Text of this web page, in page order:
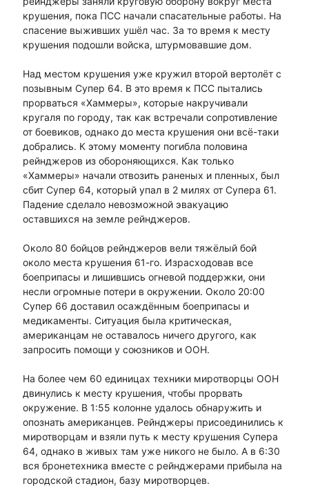
крушения, пока ПСС начали спасательные работы. На
спасение выживших ушёл час. За то время к месту
крушения подошли войска, штурмовавшие дом.
Над местом крушения уже кружил второй вертолёт с
позывным Супер 64. В это время к ПСС пытались
прорваться «Хаммеры», которые накручивали
кругаля по городу, так как встречали сопротивление
от боевиков, однако до места крушения они всё-таки
добрались. К этому моменту погибла половина
рейнджеров из обороняющихся. Как только
«Хаммеры» начали отвозить раненых и пленных, был
сбит Супер 64, который упал в 2 милях от Супера 61.
Падение сделало невозможной эвакуацию
оставшихся на земле рейнджеров.
Около 80 бойцов рейнджеров вели тяжёлый бой
около места крушения 61-го. Израсходовав все
боеприпасы и лишившись огневой поддержки, они
несли огромные потери в окружении. Около 20:00
Супер 66 доставил осаждённым боеприпасы и
медикаменты. Ситуация была критическая,
американцам не оставалось ничего другого, как
запросить помощи у союзников и ООН.
На более чем 60 единицах техники миротворцы ООН
двинулись к месту крушения, чтобы прорвать
окружение. В 1:55 колонне удалось обнаружить и
опознать американцев. Рейнджеры присоединились к
миротворцам и взяли путь к месту крушения Супера
64, однако в живых там уже никого не было. А в 6:30
вся бронетехника вместе с рейнджерами прибыла на
городской стадион, базу миротворцев.